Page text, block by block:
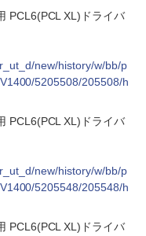
PCL6(PCL XL)ドライバ
new/history/w/bb/p
5205508/205508/h
PCL6(PCL XL)ドライバ
new/history/w/bb/p
5205548/205548/h
PCL6(PCL XL)ドライバ